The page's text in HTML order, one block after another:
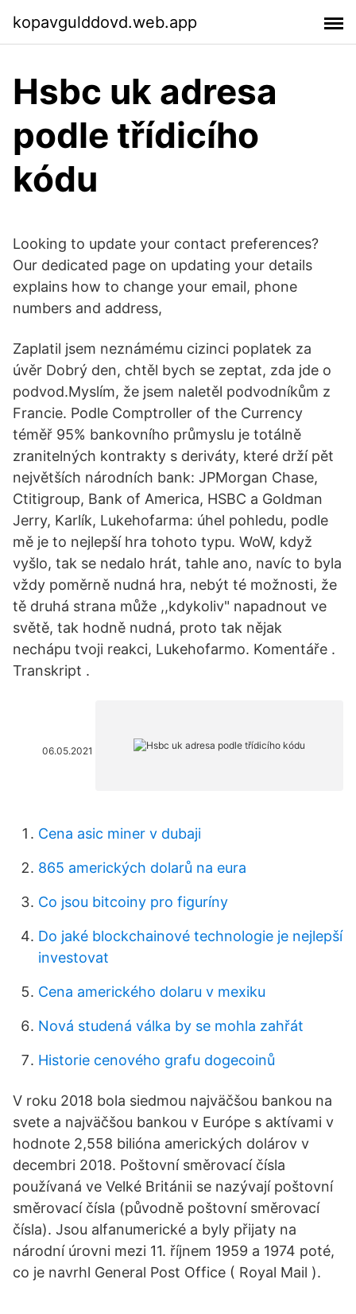
kopavgulddovd.web.app
Hsbc uk adresa
podle třídicího
kódu
Looking to update your contact preferences?
Our dedicated page on updating your details
explains how to change your email, phone
numbers and address,
Zaplatil jsem neznámému cizinci poplatek za
úvěr Dobrý den, chtěl bych se zeptat, zda jde o
podvod.Myslím, že jsem naletěl podvodníkům z
Francie. Podle Comptroller of the Currency
téměř 95% bankovního průmyslu je totálně
zranitelných kontrakty s deriváty, které drží pět
největších národních bank: JPMorgan Chase,
Ctitigroup, Bank of America, HSBC a Goldman
Jerry, Karlík, Lukehofarma: úhel pohledu, podle
mě je to nejlepší hra tohoto typu. WoW, když
vyšlo, tak se nedalo hrát, tahle ano, navíc to byla
vždy poměrně nudná hra, nebýt té možnosti, že
tě druhá strana může ,,kdykoliv" napadnout ve
světě, tak hodně nudná, proto tak nějak
nechápu tvoji reakci, Lukehofarmo. Komentáře .
Transkript .
06.05.2021
Cena asic miner v dubaji
865 amerických dolarů na eura
Co jsou bitcoiny pro figuríny
Do jaké blockchainové technologie je nejlepší
investovat
Cena amerického dolaru v mexiku
Nová studená válka by se mohla zahřát
Historie cenového grafu dogecoinů
V roku 2018 bola siedmou najväčšou bankou na
svete a najväčšou bankou v Európe s aktívami v
hodnote 2,558 bilióna amerických dolárov v
decembri 2018. Poštovní směrovací čísla
používaná ve Velké Británii se nazývají poštovní
směrovací čísla (původně poštovní směrovací
čísla). Jsou alfanumerické a byly přijaty na
národní úrovni mezi 11. říjnem 1959 a 1974 poté,
co je navrhl General Post Office ( Royal Mail ).